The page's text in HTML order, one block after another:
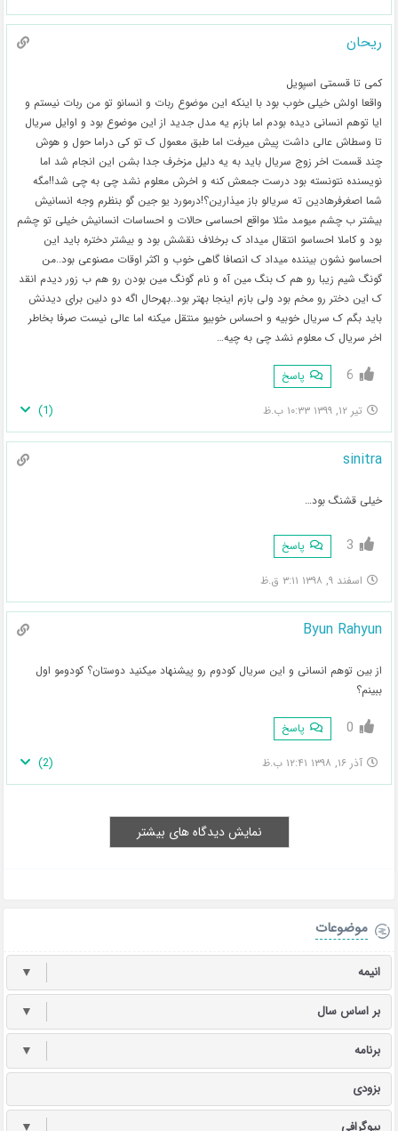
ریحان
کمی تا قسمتی اسپویل
واقعا اولش خیلی خوب بود با اینکه این موضوع ربات و انسانو تو من ربات نیستم و
ایا توهم انسانی دیده بودم اما بازم یه مدل جدید از این موضوع بود و اوایل سریال
تا وسطاش عالی داشت پیش میرفت اما طبق معمول ک تو کی دراما حول و هوش
چند قسمت اخر زوج سریال باید به یه دلیل مزخرف جدا بشن این انجام شد اما
نویسنده نتونسته بود درست جمعش کنه و اخرش معلوم نشد چی به چی شد!!مگه
شما اصغرفرهادین ته سریالو باز میذارین؟!درمورد یو جین گو بنظرم وجه انسانیش
بیشتر ب چشم میومد مثلا مواقع احساسی حالات و احساسات انسانیش خیلی تو چشم
بود و کاملا احساسو انتقال میداد ک برخلاف نقشش بود و بیشتر دختره باید این
احساسو نشون بیننده میداد ک انصافا گاهی خوب و اکثر اوقات مصنوعی بود..من
گونگ شیم زیبا رو هم ک بنگ مین آه و نام گونگ مین بودن رو هم ب زور دیدم انقد
ک این دختر رو مخم بود ولی بازم اینجا بهتر بود..بهرحال اگه دو دلین برای دیدنش
باید بگم ک سریال خوبیه و احساس خوبیو منتقل میکنه اما عالی نیست صرفا بخاطر
اخر سریال ک معلوم نشد چی به چیه…
6 پاسخ
تیر ۱۲, ۱۳۹۹ ۱۰:۳۳ ب.ظ (
1
)
sinitra
خیلی قشنگ بود…
3 پاسخ
اسفند ۹, ۱۳۹۸ ۳:۱۱ ق.ظ
Byun Rahyun
از بین توهم انسانی و این سریال کودوم رو پیشنهاد میکنید دوستان؟ کودومو اول
ببینم؟
0 پاسخ
آذر ۱۶, ۱۳۹۸ ۱۲:۴۱ ب.ظ (
2
)
نمایش دیدگاه های بیشتر
موضوعات
انیمه ▼
بر اساس سال ▼
برنامه ▼
بزودی
بیوگرافی ▼